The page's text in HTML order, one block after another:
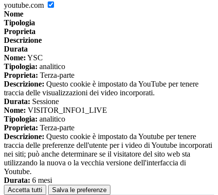
youtube.com
Nome
Tipologia
Proprieta
Descrizione
Durata
Nome: YSC
Tipologia: analitico
Proprieta: Terza-parte
Descrizione: Questo cookie è impostato da YouTube per tenere
traccia delle visualizzazioni dei video incorporati.
Durata: Sessione
Nome: VISITOR_INFO1_LIVE
Tipologia: analitico
Proprieta: Terza-parte
Descrizione: Questo cookie è impostato da Youtube per tenere
traccia delle preferenze dell'utente per i video di Youtube incorporati
nei siti; può anche determinare se il visitatore del sito web sta
utilizzando la nuova o la vecchia versione dell'interfaccia di
Youtube.
Durata: 6 mesi
Accetta tutti Salva le preferenze